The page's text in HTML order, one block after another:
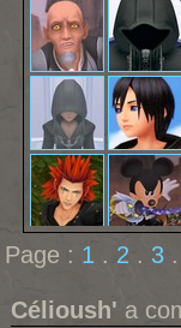
Page : 1 . 2 . 3
Célioush' a